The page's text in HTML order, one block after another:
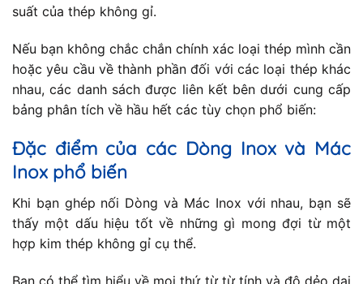
suất của thép không gỉ.
Nếu bạn không chắc chắn chính xác loại thép mình cần
hoặc yêu cầu về thành phần đối với các loại thép khác
nhau, các danh sách được liên kết bên dưới cung cấp
bảng phân tích về hầu hết các tùy chọn phổ biến:
Đặc điểm của các Dòng Inox và Mác
Inox phổ biến
Khi bạn ghép nối Dòng và Mác Inox với nhau, bạn sẽ
thấy một dấu hiệu tốt về những gì mong đợi từ một
hợp kim thép không gỉ cụ thể.
Bạn có thể tìm hiểu về mọi thứ từ từ tính và độ dẻo dai